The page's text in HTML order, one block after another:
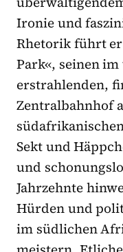
Ironie und
Rhetorik führt
Park«, seinen
erstrahlenden,
Zentralbahnhof
Sekt und
und
Jahrzehnte
Hürden und
im südlichen